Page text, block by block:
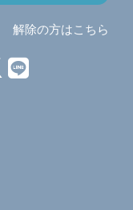
解除の方はこちら